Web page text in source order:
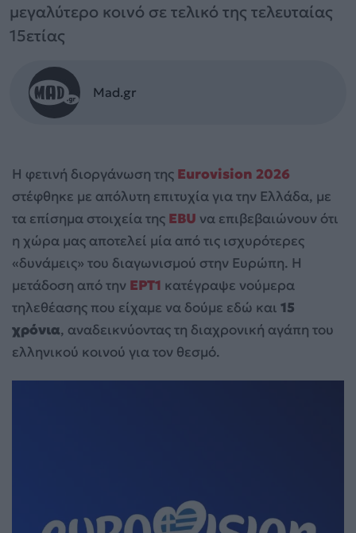
μεγαλύτερο κοινό σε τελικό της τελευταίας
15ετίας
Mad.gr
Η φετινή διοργάνωση της Eurovision 2026
στέφθηκε με απόλυτη επιτυχία για την Ελλάδα, με
τα επίσημα στοιχεία της EBU να επιβεβαιώνουν ότι
η χώρα μας αποτελεί μία από τις ισχυρότερες
«δυνάμεις» του διαγωνισμού στην Ευρώπη. Η
μετάδοση από την ΕΡΤ1 κατέγραψε νούμερα
τηλεθέασης που είχαμε να δούμε εδώ και 15
χρόνια, αναδεικνύοντας τη διαχρονική αγάπη του
ελληνικού κοινού για τον θεσμό.